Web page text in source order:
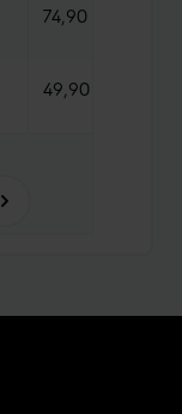
74,90 €
49,90 €